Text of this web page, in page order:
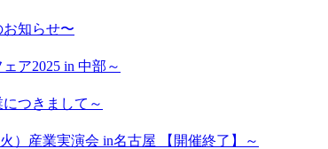
知らせ〜
ア2025 in 中部～
つきまして～
）産業実演会 in名古屋 【開催終了】～